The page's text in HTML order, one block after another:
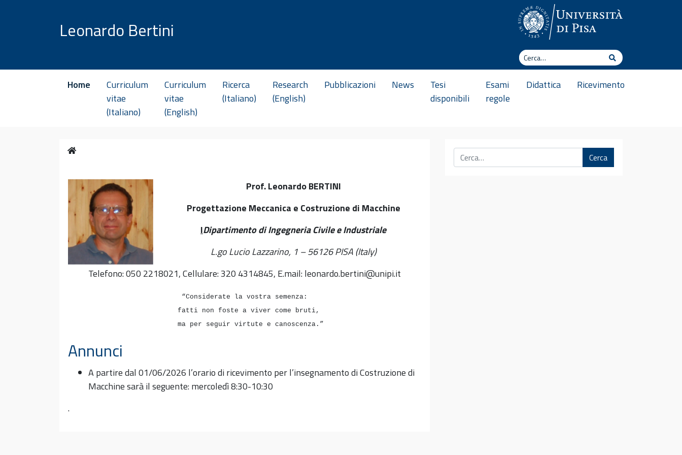
Leonardo Bertini
Cerca
Cerca
Home
Curriculum
vitae
(Italiano)
Curriculum
vitae
(English)
Ricerca
(Italiano)
Research
(English)
Pubblicazioni News
Tesi
disponibili
Esami
regole
Didattica Ricevimento
Home
Prof. Leonardo BERTINI
Progettazione Meccanica e Costruzione di Macchine
IDipartimento di Ingegneria Civile e Industriale
L.goLucio Lazzarino, 1 – 56126 PISA (Italy)
Telefono: 050 2218021, Cellulare: 320 4314845, E.mail: leonardo.bertini@unipi.it
“Considerate la vostra semenza:
fatti non foste a viver come bruti,
ma per seguir virtute e canoscenza.”
Annunci
A partire dal 01/06/2026 l’orario di ricevimento per l’insegnamento di Costruzione di
Macchine sarà il seguente: mercoledì 8:30-10:30
.
Cerca